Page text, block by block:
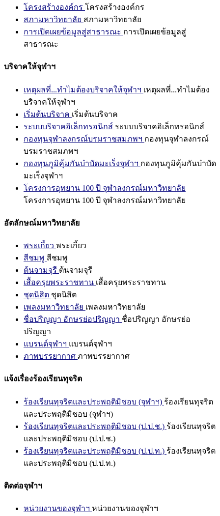
โครงสร้างองค์กร โครงสร้างองค์กร
สภามหาวิทยาลัย สภามหาวิทยาลัย
การเปิดเผยข้อมูลสู่สาธารณะ การเปิดเผยข้อมูลสู่
สาธารณะ
บริจาคให้จุฬาฯ
เหตุผลที่...ทำไมต้องบริจาคให้จุฬาฯ เหตุผลที่...ทำไมต้อง
บริจาคให้จุฬาฯ
เริ่มต้นบริจาค เริ่มต้นบริจาค
ระบบบริจาคอิเล็กทรอนิกส์ ระบบบริจาคอิเล็กทรอนิกส์
กองทุนจุฬาลงกรณ์บรมราชสมภพฯ กองทุนจุฬาลงกรณ์
บรมราชสมภพฯ
กองทุนภูมิคุ้มกันบำบัดมะเร็งจุฬาฯ กองทุนภูมิคุ้มกันบำบัด
มะเร็งจุฬาฯ
โครงการอุทยาน 100 ปี จุฬาลงกรณ์มหาวิทยาลัย
โครงการอุทยาน 100 ปี จุฬาลงกรณ์มหาวิทยาลัย
อัตลักษณ์มหาวิทยาลัย
พระเกี้ยว พระเกี้ยว
สีชมพู สีชมพู
ต้นจามจุรี ต้นจามจุรี
เสื้อครุยพระราชทาน เสื้อครุยพระราชทาน
ชุดนิสิต ชุดนิสิต
เพลงมหาวิทยาลัย เพลงมหาวิทยาลัย
ชื่อปริญญา อักษรย่อปริญญา ชื่อปริญญา อักษรย่อ
ปริญญา
แบรนด์จุฬาฯ แบรนด์จุฬาฯ
ภาพบรรยากาศ ภาพบรรยากาศ
แจ้งเรื่องร้องเรียนทุจริต
ร้องเรียนทุจริตและประพฤติมิชอบ (จุฬาฯ) ร้องเรียนทุจริต
และประพฤติมิชอบ (จุฬาฯ)
ร้องเรียนทุจริตและประพฤติมิชอบ (ป.ป.ช.) ร้องเรียนทุจริต
และประพฤติมิชอบ (ป.ป.ช.)
ร้องเรียนทุจริตและประพฤติมิชอบ (ป.ป.ท.) ร้องเรียนทุจริต
และประพฤติมิชอบ (ป.ป.ท.)
ติดต่อจุฬาฯ
หน่วยงานของจุฬาฯ หน่วยงานของจุฬาฯ